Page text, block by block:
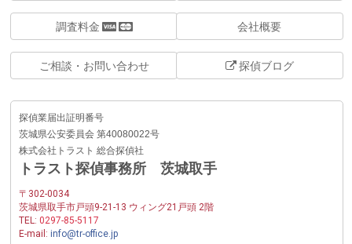
調査料金 会社概要
ご相談・お問い合わせ 探偵ブログ
探偵業届出証明番号
茨城県公安委員会 第40080022号
株式会社トラスト 総合探偵社
トラスト探偵事務所 茨城取手
〒302-0034
茨城県取手市戸頭9-21-13 ウィング21戸頭 2階
TEL:0297-85-5117
E-mail:info@tr-office.jp